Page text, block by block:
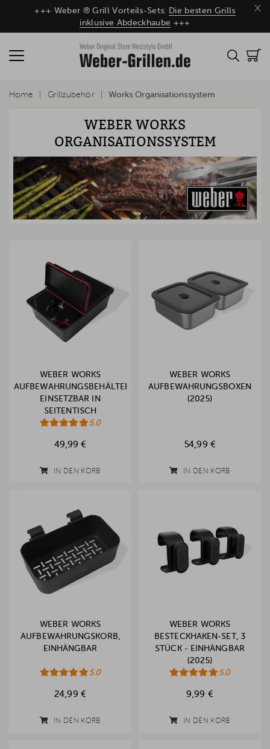
×
+++ Weber ® Grill Vorteils-Sets: Die besten Grills
inklusive Abdeckhaube +++
Home Grillzubehör Works Organisationssystem
WEBER WORKS
ORGANISATIONSSYSTEM
WEBER WORKS
AUFBEWAHRUNGSBEHÄLTER,
EINSETZBAR IN
SEITENTISCH
5.0
49,99 €
IN DEN KORB
WEBER WORKS
AUFBEWAHRUNGSBOXEN
(2025)
54,99 €
IN DEN KORB
WEBER WORKS
AUFBEWAHRUNGSKORB,
EINHÄNGBAR
5.0
24,99 €
IN DEN KORB
WEBER WORKS
BESTECKHAKEN-SET, 3
STÜCK - EINHÄNGBAR
(2025)
5.0
9,99 €
IN DEN KORB